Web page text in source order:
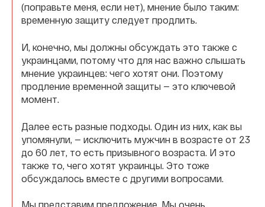
(поправьте меня, если нет), мнение было таким:
временную защиту следует продлить.
И, конечно, мы должны обсуждать это также с
украинцами, потому что для нас важно слышать
мнение украинцев: чего хотят они. Поэтому
продление временной защиты — это ключевой
момент.
Далее есть разные подходы. Один из них, как вы
упомянули, — исключить мужчин в возрасте от 23
до 60 лет, то есть призывного возраста. И это
также то, чего хотят украинцы. Это тоже
обсуждалось вместе с другими вопросами.
Мы представим предложение. Мы очень